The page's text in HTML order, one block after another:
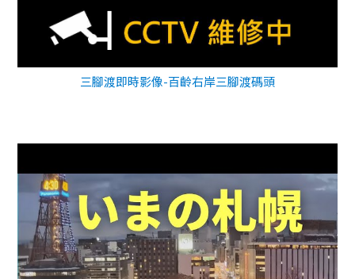
三腳渡即時影像-百齡右岸三腳渡碼頭